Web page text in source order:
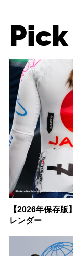
【2026年保存
レンダー